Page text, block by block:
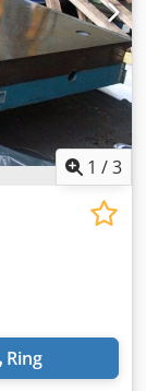
1 /3
Ring